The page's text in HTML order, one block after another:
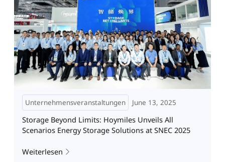
Unternehmensveranstaltungen June 13, 2025
Storage Beyond Limits: Hoymiles Unveils All
Scenarios Energy Storage Solutions at SNEC 2025
Weiterlesen